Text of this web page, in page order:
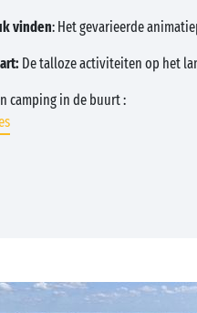
vinden: Het gevarieerde
De talloze activiteiten op het
camping in de buurt :